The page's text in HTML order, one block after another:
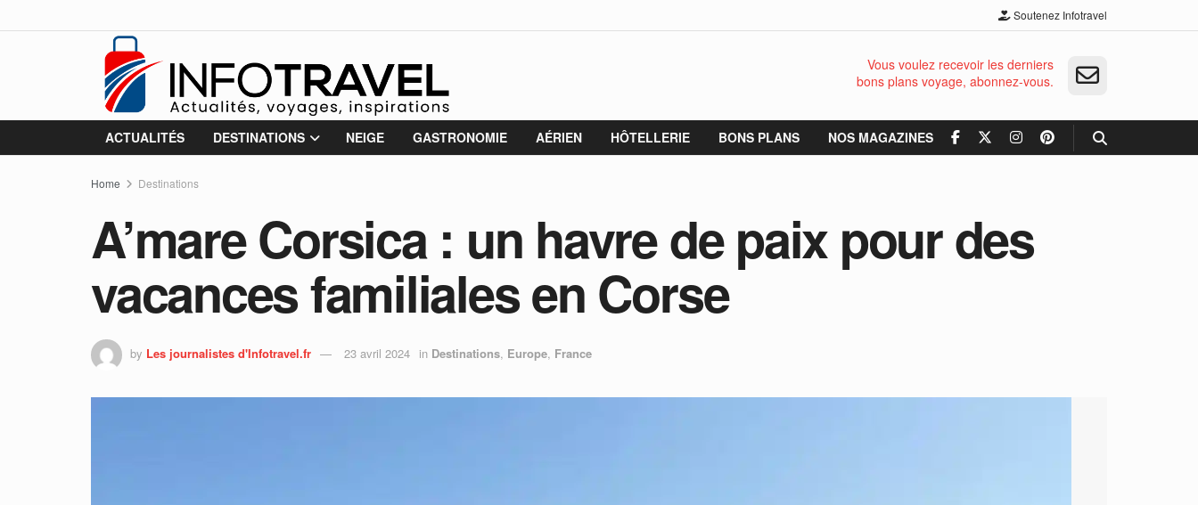
Soutenez Infotravel
Vous voulez recevoir les derniers
bons plans voyage, abonnez-vous.
ACTUALITÉS DESTINATIONS NEIGE GASTRONOMIE AÉRIEN HÔTELLERIE BONS PLANS NOS MAGAZINES
Home Destinations
A’mare Corsica : un havre de paix pour des
vacances familiales en Corse
by Les journalistes d'Infotravel.fr 23 avril 2024 in Destinations, Europe, France